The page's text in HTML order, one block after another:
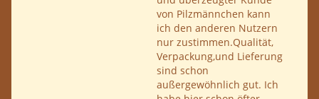
von Pilzmännchen kann
ich den anderen Nutzern
nur zustimmen.Qualität,
Verpackung,und Lieferung
sind schon
außergewöhnlich gut. Ich